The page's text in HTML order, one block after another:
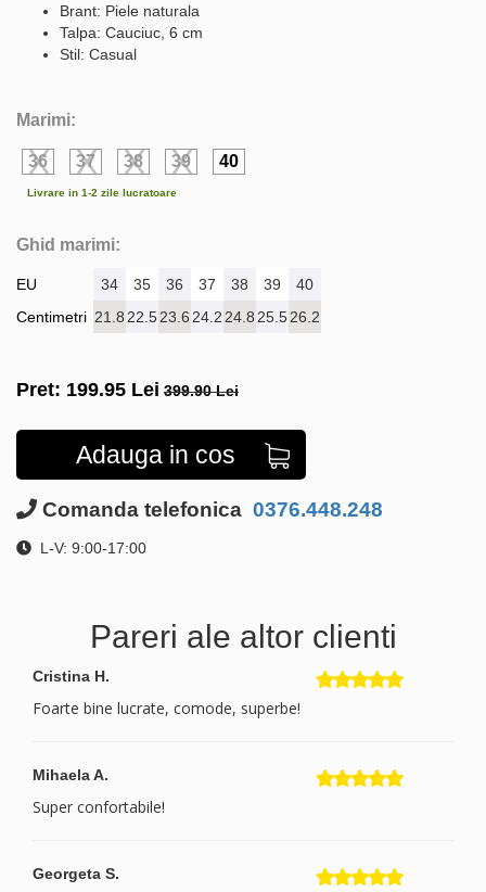
Brant: Piele naturala
Talpa: Cauciuc, 6 cm
Stil: Casual
Marimi:
36 37 38 39 40
Livrare in 1-2 zile lucratoare
Ghid marimi:
EU
Centimetri
34 35 36 37 38 39
40
21.8 22.523.6 24.2 24.8 25.526.2
Pret: 199.95 Lei 399.90 Lei
Adauga in cos
Comanda telefonica 0376.448.248
L-V: 9:00-17:00
Pareri ale altor clienti
Cristina H.
Foarte bine lucrate, comode, superbe!
Mihaela A.
Super confortabile!
Georgeta S.